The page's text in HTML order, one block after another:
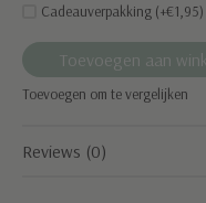
Cadeauverpakking (+€1,95)
Toevoegen aan
Toevoegen om te vergelijken
Reviews (0)